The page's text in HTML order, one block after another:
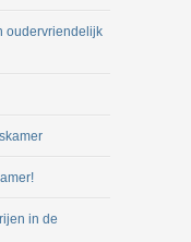
oudervriendelijk
in de